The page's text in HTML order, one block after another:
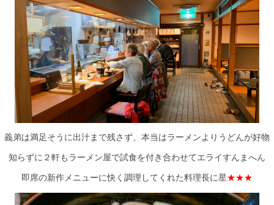
義弟は満足そうに出汁まで残さず、本当はラーメンよりうどんが好物
知らずに２軒もラーメン屋で試食を付き合わせてエライすんまへん
即席の新作メニューに快く調理してくれた料理長に星★★★